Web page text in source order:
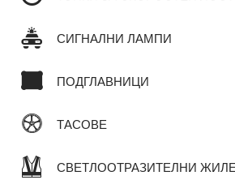
СИГНАЛНИ ЛАМПИ
ПОДГЛАВНИЦИ
ТАСОВЕ
СВЕТЛООТРАЗИТЕЛНИ